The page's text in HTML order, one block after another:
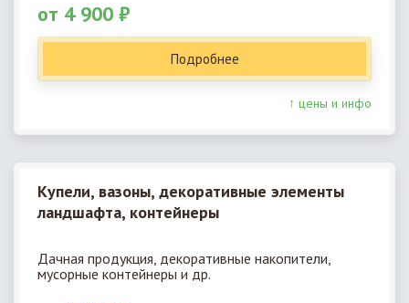
от 4 900 ₽
Подробнее
↑ цены и инфо
Купели, вазоны, декоративные элементы
ландшафта, контейнеры
Дачная продукция, декоративные накопители,
мусорные контейнеры и др.